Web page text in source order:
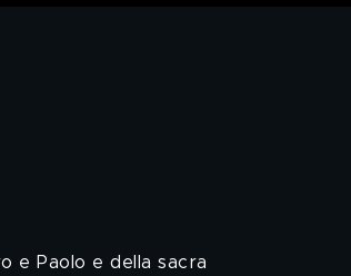
e Paolo e della sacra